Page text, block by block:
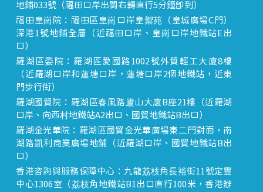
地鋪033號（福田口岸出關右轉直行5分鐘即到）
福田皇崗院：福田區皇崗口岸皇禦苑（皇城廣場C門）
深港1號地鋪全層（近福田口岸、皇崗口岸地鐵站E出
口）
羅湖區委院：羅湖區愛國路1002號外貿輕工大廈8樓
（近羅湖口岸和蓮塘口岸，蓮塘口岸2個地鐵站，近東
門步行街）
羅湖國貿院：羅湖區春風路廬山大廈B座21樓（近羅湖
口岸、向西村地鐵站A2出口、國貿地鐵站B出口）
羅湖金光華院：羅湖區國貿金光華廣場東二門對面，南
湖路凱利商業廣場地鋪（近羅湖口岸、國貿地鐵站B出
口）
香港咨詢與服務保障中心：九龍荔枝角長裕街11號定豐
中心1306室（荔枝角地鐵站B1出口直行100米，香港辦